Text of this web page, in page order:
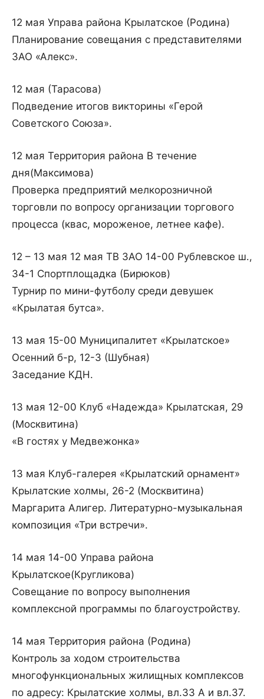
12 мая Управа района Крылатское (Родина)
Планирование совещания с представителями
ЗАО «Алекс».
12 мая (Тарасова)
Подведение итогов викторины «Герой
Советского Союза».
12 мая Территория района В течение
дня(Максимова)
Проверка предприятий мелкорозничной
торговли по вопросу организации торгового
процесса (квас, мороженое, летнее кафе).
12 – 13 мая 12 мая ТВ ЗАО 14-00 Рублевское ш.,
34-1 Спортплощадка (Бирюков)
Турнир по мини-футболу среди девушек
«Крылатая бутса».
13 мая 15-00 Муниципалитет «Крылатское»
Осенний б-р, 12-3 (Шубная)
Заседание КДН.
13 мая 12-00 Клуб «Надежда» Крылатская, 29
(Москвитина)
«В гостях у Медвежонка»
13 мая Клуб-галерея «Крылатский орнамент»
Крылатские холмы, 26-2 (Москвитина)
Маргарита Алигер. Литературно-музыкальная
композиция «Три встречи».
14 мая 14-00 Управа района
Крылатское(Кругликова)
Совещание по вопросу выполнения
комплексной программы по благоустройству.
14 мая Территория района (Родина)
Контроль за ходом строительства
многофункциональных жилищных комплексов
по адресу: Крылатские холмы, вл.33 А и вл.37.